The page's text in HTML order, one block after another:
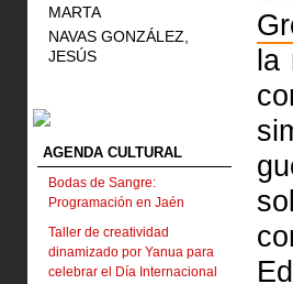
MARTA
NAVAS GONZÁLEZ,
JESÚS
AGENDA CULTURAL
Bodas de Sangre:
Programación en Jaén
Taller de creatividad
dinamizado por Yanua para
celebrar el Día Internacional
la